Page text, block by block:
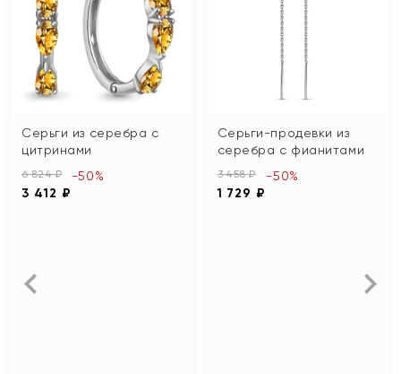
Серьги из серебра с
цитринами
6 824 ₽
3 412 ₽
-50%
Серьги-продевки из
серебра с фианитами
3 458 ₽
1 729 ₽
-50%